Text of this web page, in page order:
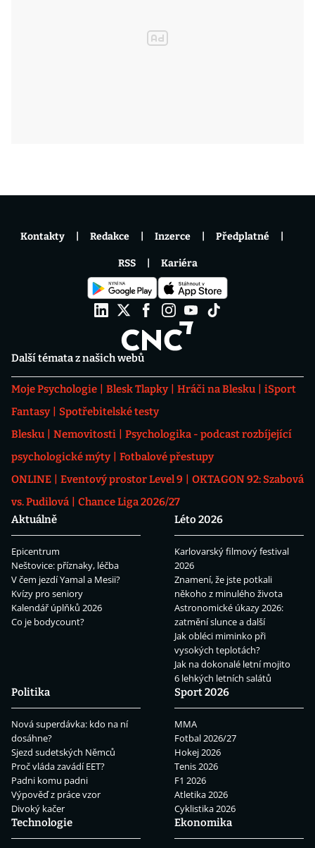
Další témata z našich webů
Moje Psychologie Blesk Tlapky Hráči na Blesku
iSport
Fantasy
Spotřebitelské testy
Blesku
Nemovitosti
Psychologika - podcast rozbíjející
psychologické mýty
Fotbalové přestupy
ONLINE
Eventový prostor Level 9
OKTAGON 92: Szabová
vs. Pudilová
Chance Liga 2026/27
Aktuálně
Epicentrum
Neštovice: příznaky, léčba
V čem jezdí Yamal a Mesii?
Kvízy pro seniory
Kalendář úplňků 2026
Co je bodycount?
Léto 2026
Karlovarský filmový festival
2026
Znamení, že jste potkali
někoho z minulého života
Astronomické úkazy 2026:
zatmění slunce a další
Jak obléci miminko při
vysokých teplotách?
Jak na dokonalé letní mojito
6 lehkých letních salátů
Politika
Nová superdávka: kdo na ní
dosáhne?
Sjezd sudetských Němců
Proč vláda zavádí EET?
Padni komu padni
Výpověď z práce vzor
Divoký kačer
Sport 2026
MMA
Fotbal 2026/27
Hokej 2026
Tenis 2026
F1 2026
Atletika 2026
Cyklistika 2026
Technologie
Ekonomika
Kontakty Redakce Inzerce Předplatné
RSS Kariéra